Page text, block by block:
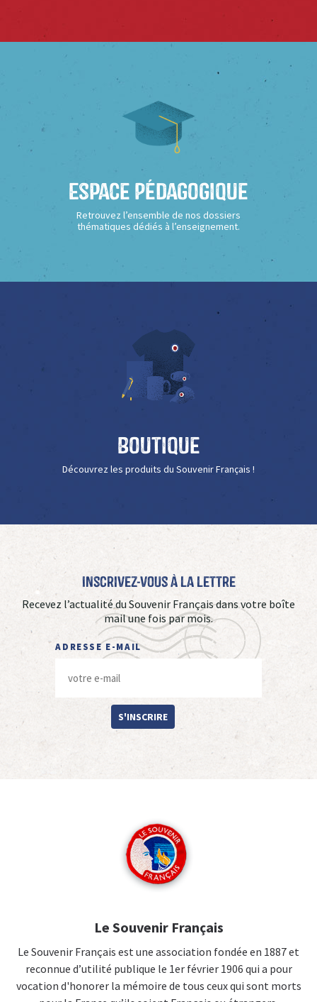
Espace Pédagogique
Retrouvez l’ensemble de nos dossiers
thématiques dédiés à l’enseignement.
Boutique
Découvrez les produits du Souvenir Français !
Inscrivez-vous à La Lettre
Recevez l’actualité du Souvenir Français dans votre boîte
mail une fois par mois.
ADRESSE E-MAIL
S'INSCRIRE
Le Souvenir Français
Le Souvenir Français est une association fondée en 1887 et
reconnue d’utilité publique le 1er février 1906 qui a pour
vocation d'honorer la mémoire de tous ceux qui sont morts